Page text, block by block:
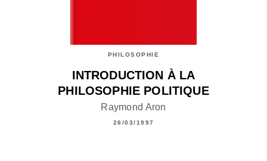
PHILOSOPHIE
INTRODUCTION À LA
PHILOSOPHIE POLITIQUE
Raymond Aron
26/03/1997